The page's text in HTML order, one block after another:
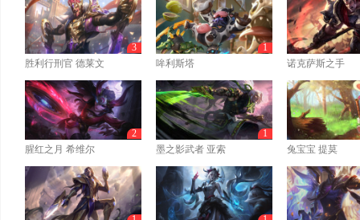
胜利行刑官 德莱文
3
哞利斯塔
1
诺克萨斯之手
腥红之月 希维尔
2
墨之影武者 亚索
1
兔宝宝 提莫